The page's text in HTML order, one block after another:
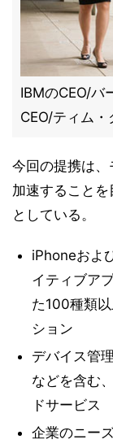
IBMのCEO/バ
CEO/ティム・
今回の提携は
加速すること
としている。
iPhoneおよ
イティブア
た100種類
ション
デバイス管
などを含む
ドサービス
企業のニー